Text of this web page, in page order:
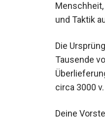
und Taktik
Die
Tausende
circa 3000 v.
Deine